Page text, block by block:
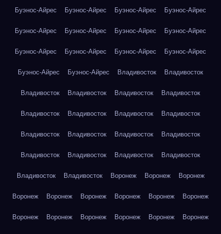
Буэнос-Айрес Буэнос-Айрес Буэнос-Айрес Буэнос-Айрес
Буэнос-Айрес Буэнос-Айрес Буэнос-Айрес Буэнос-Айрес
Буэнос-Айрес Буэнос-Айрес Буэнос-Айрес Буэнос-Айрес
Буэнос-Айрес Буэнос-Айрес Владивосток Владивосток
Владивосток Владивосток Владивосток Владивосток
Владивосток Владивосток Владивосток Владивосток
Владивосток Владивосток Владивосток Владивосток
Владивосток Владивосток Владивосток Владивосток
Владивосток Владивосток Воронеж Воронеж Воронеж
Воронеж Воронеж Воронеж Воронеж Воронеж Воронеж
Воронеж Воронеж Воронеж Воронеж Воронеж Воронеж